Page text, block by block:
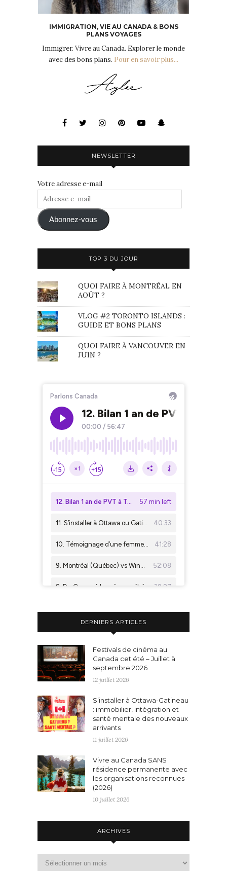
IMMIGRATION, VIE AU CANADA & BONS
PLANS VOYAGES
Immigrer. Vivre au Canada. Explorer le monde
avec des bons plans. Pour en savoir plus...
NEWSLETTER
Votre adresse e-mail
Adresse
mail Abonnez-vous
TOP 3 DU JOUR
QUOI FAIRE À MONTRÉAL EN
AOÛT ?
VLOG #2 TORONTO ISLANDS :
GUIDE ET BONS PLANS
QUOI FAIRE À VANCOUVER EN
JUIN ?
DERNIERS ARTICLES
Festivals de cinéma au
Canada cet été – Juillet à
septembre 2026
12 juillet 2026
S’installer à Ottawa-Gatineau
: immobilier, intégration et
santé mentale des nouveaux
arrivants
11 juillet 2026
Vivre au Canada SANS
résidence permanente avec
les organisations reconnues
(2026)
10 juillet 2026
ARCHIVES